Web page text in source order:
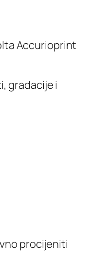
Accurioprint
gradacije i
procijeniti